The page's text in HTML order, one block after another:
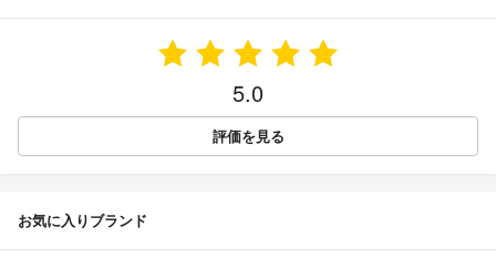
5.0
評価を見る
お気に入りブランド